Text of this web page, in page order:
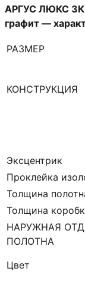
АРГУС ЛЮКС
графит —
РАЗМЕР
КОНСТРУКЦИЯ
Эксцентрик
Проклейка
Толщина
Толщина
НАРУЖНАЯ
ПОЛОТНА
Цвет